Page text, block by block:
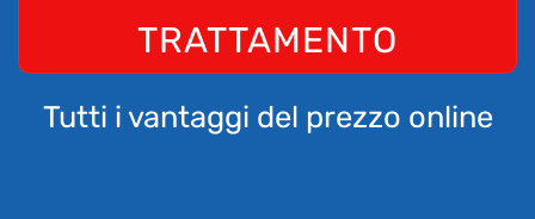
TRATTAMENTO
Tutti i vantaggi del prezzo online